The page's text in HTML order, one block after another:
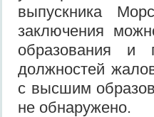
выпускника
заключения
образования и
должностей
с высшим
не обнаружено.